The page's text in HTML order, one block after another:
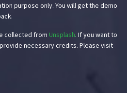
purpose only. You will get the demo
collected from Unsplash. If you want to
necessary credits. Please visit